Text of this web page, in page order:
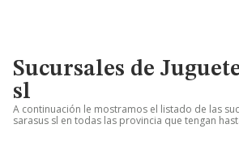
Sucursales de
sl
A continuación le mostramos el listado de las
sarasus sl en todas las provincia que tengan